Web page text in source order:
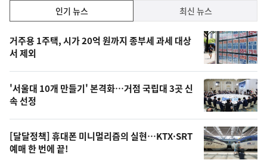
기,
최
신,
오
늘
의
영
상
인기 뉴스 최신 뉴스
기
뉴
스
거주용 1주택, 시가 20억 원까지 종부세 과세 대상
서 제외
'서울대 10개 만들기' 본격화…거점 국립대 3곳 신
속 선정
[달달정책] 휴대폰 미니멀리즘의 실현…KTX·SRT
예매 한 번에 끝!